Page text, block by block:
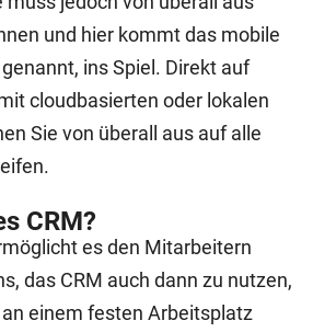
und hier kommt das mobile
ins Spiel. Direkt auf
cloudbasierten oder lokalen
Sie von überall aus auf alle
CRM?
es den Mitarbeitern
das CRM auch dann zu nutzen,
einem festen Arbeitsplatz